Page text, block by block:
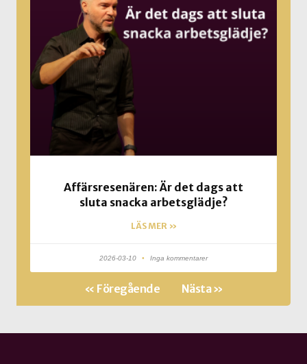
Affärsresenären: Är det dags att
sluta snacka arbetsglädje?
LÄS MER »
2026-03-10 Inga kommentarer
« Föregående Nästa »